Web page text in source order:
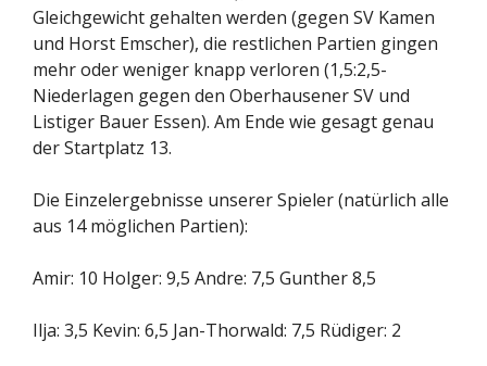
Gleichgewicht gehalten werden (gegen SV Kamen
und Horst Emscher), die restlichen Partien gingen
mehr oder weniger knapp verloren (1,5:2,5-
Niederlagen gegen den Oberhausener SV und
Listiger Bauer Essen). Am Ende wie gesagt genau
der Startplatz 13.
Die Einzelergebnisse unserer Spieler (natürlich alle
aus 14 möglichen Partien):
Amir: 10 Holger: 9,5 Andre: 7,5 Gunther 8,5
Ilja: 3,5 Kevin: 6,5 Jan-Thorwald: 7,5 Rüdiger: 2